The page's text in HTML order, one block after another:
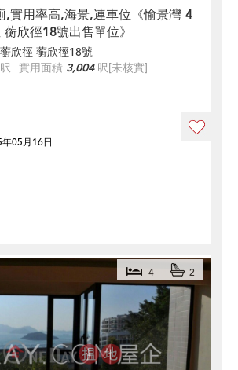
,實用率高,海景,連車位《愉景灣 4
欣徑18號出售單位》
欣徑 蘅欣徑18號
實用面積 3,004呎[未核實]
05月16日
4 2